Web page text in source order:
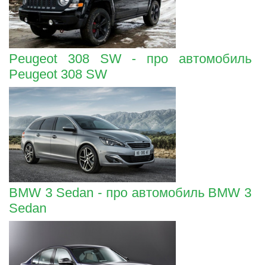
Peugeot 308 SW - про автомобиль
Peugeot 308 SW
BMW 3 Sedan - про автомобиль BMW 3
Sedan